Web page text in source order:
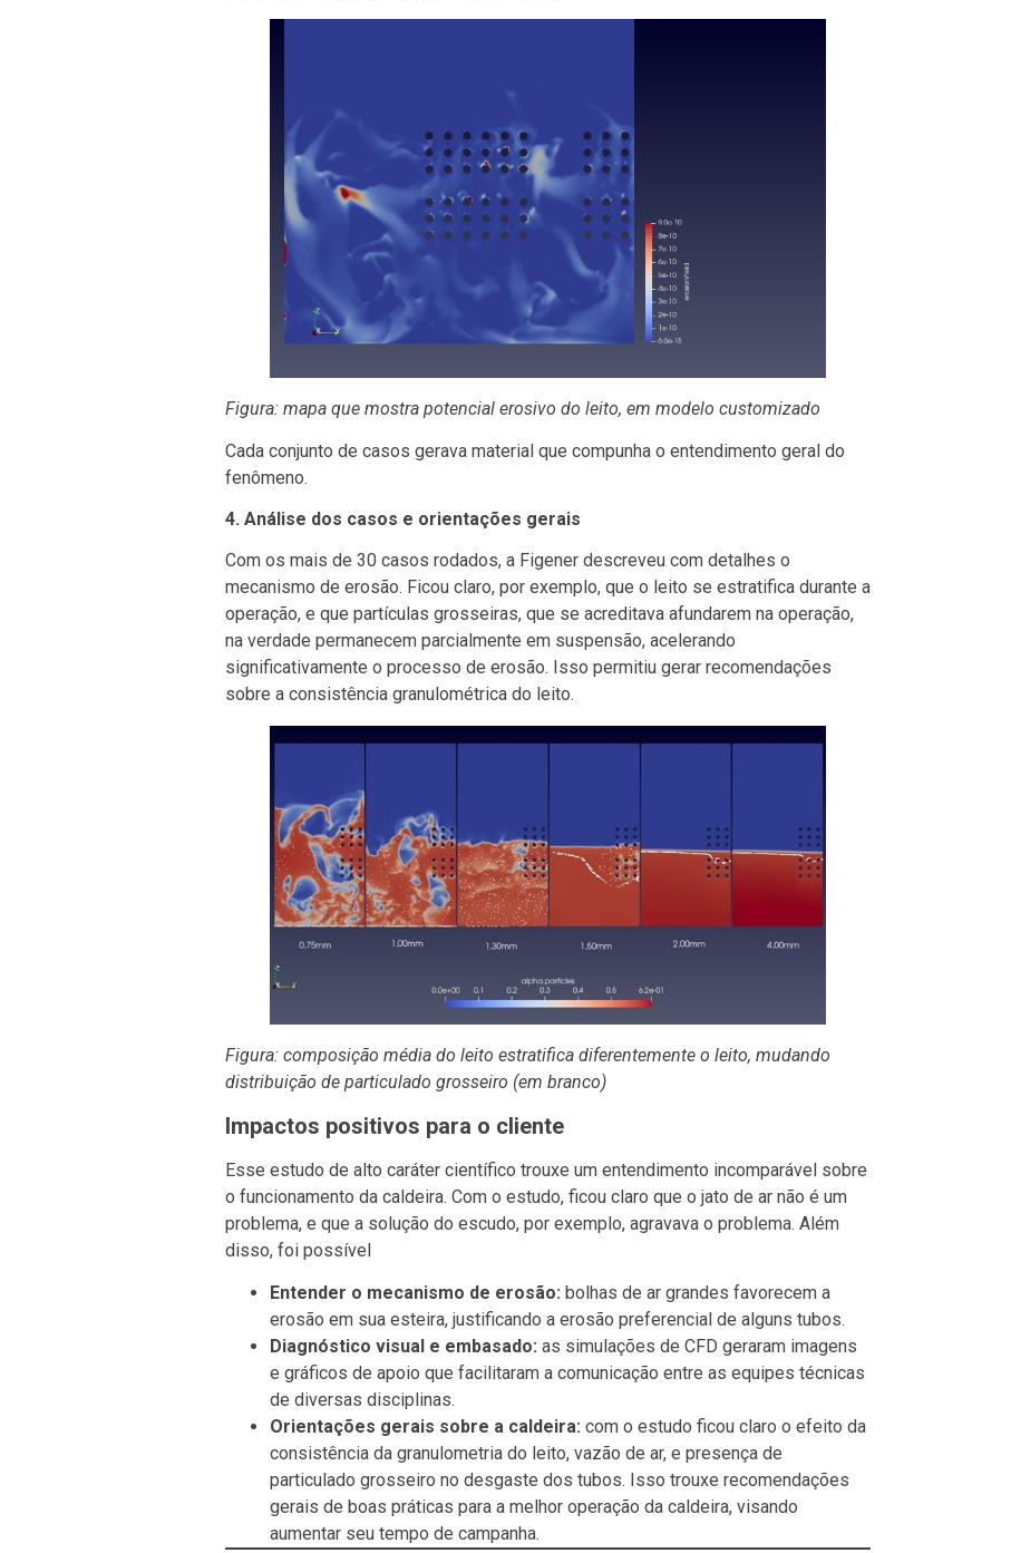
Figura: mapa que mostra potencial erosivo do leito, em modelo customizado
Cada conjunto de casos gerava material que compunha o entendimento geral do
fenômeno.
4. Análise dos casos e orientações gerais
Com os mais de 30 casos rodados, a Figener descreveu com detalhes o
mecanismo de erosão. Ficou claro, por exemplo, que o leito se estratifica durante a
operação, e que partículas grosseiras, que se acreditava afundarem na operação,
na verdade permanecem parcialmente em suspensão, acelerando
significativamente o processo de erosão. Isso permitiu gerar recomendações
sobre a consistência granulométrica do leito.
Figura: composição média do leito estratifica diferentemente o leito, mudando
distribuição de particulado grosseiro (em branco)
Impactos positivos para o cliente
Esse estudo de alto caráter científico trouxe um entendimento incomparável sobre
o funcionamento da caldeira. Com o estudo, ficou claro que o jato de ar não é um
problema, e que a solução do escudo, por exemplo, agravava o problema. Além
disso, foi possível
Entender o mecanismo de erosão: bolhas de ar grandes favorecem a
erosão em sua esteira, justificando a erosão preferencial de alguns tubos.
Diagnóstico visual e embasado: as simulações de CFD geraram imagens
e gráficos de apoio que facilitaram a comunicação entre as equipes técnicas
de diversas disciplinas.
Orientações gerais sobre a caldeira: com o estudo ficou claro o efeito da
consistência da granulometria do leito, vazão de ar, e presença de
particulado grosseiro no desgaste dos tubos. Isso trouxe recomendações
gerais de boas práticas para a melhor operação da caldeira, visando
aumentar seu tempo de campanha.